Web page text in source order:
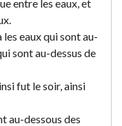
entre les eaux, et
eaux qui sont au-
sont au-dessus de
fut le soir, ainsi
au-dessous des